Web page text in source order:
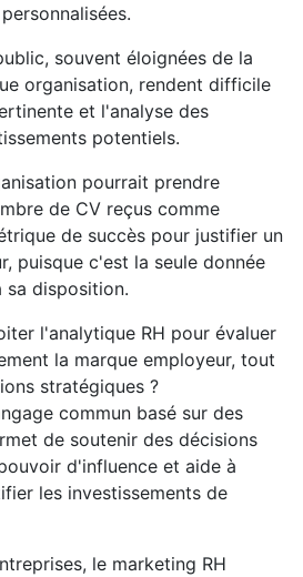
souvent éloignées de la
organisation, rendent difficile
et l'analyse des
potentiels.
pourrait prendre
de CV reçus comme
de succès pour justifier un
puisque c'est la seule donnée
sa disposition.
l'analytique RH pour évaluer
la marque employeur, tout
stratégiques ?
commun basé sur des
de soutenir des décisions
d'influence et aide à
les investissements de
le marketing RH